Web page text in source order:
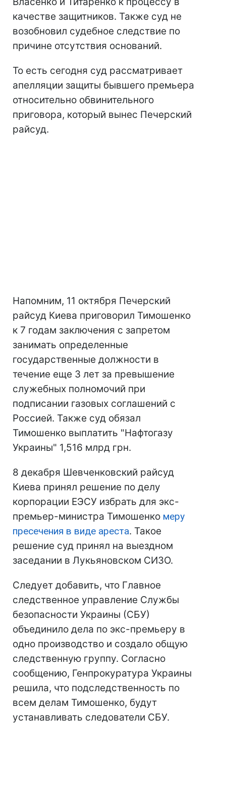
качестве защитников. Также суд не
возобновил судебное следствие по
причине отсутствия оснований.
То есть сегодня суд рассматривает
апелляции защиты бывшего премьера
относительно обвинительного
приговора, который вынес Печерский
райсуд.
Напомним, 11 октября Печерский
райсуд Киева приговорил Тимошенко
к 7 годам заключения с запретом
занимать определенные
государственные должности в
течение еще 3 лет за превышение
служебных полномочий при
подписании газовых соглашений с
Россией. Также суд обязал
Тимошенко выплатить "Нафтогазу
Украины" 1,516 млрд грн.
8 декабря Шевченковский райсуд
Киева принял решение по делу
корпорации ЕЭСУ избрать для экс-
премьер-министра Тимошенко меру
пресечения в виде ареста. Такое
решение суд принял на выездном
заседании в Лукьяновском СИЗО.
Следует добавить, что Главное
следственное управление Службы
безопасности Украины (СБУ)
объединило дела по экс-премьеру в
одно производство и создало общую
следственную группу. Согласно
сообщению, Генпрокуратура Украины
решила, что подследственность по
всем делам Тимошенко, будут
устанавливать следователи СБУ.